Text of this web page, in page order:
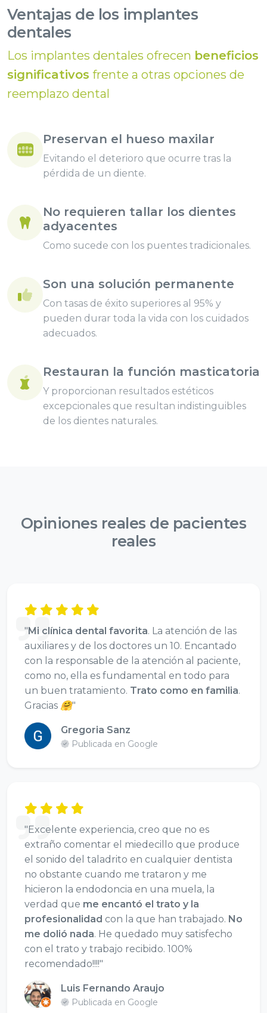
Ventajas de los implantes
dentales
Los implantes dentales ofrecen beneficios
significativos frente a otras opciones de
reemplazo dental
Preservan el hueso maxilar
Evitando el deterioro que ocurre tras la
pérdida de un diente.
No requieren tallar los dientes
adyacentes
Como sucede con los puentes tradicionales.
Son una solución permanente
Con tasas de éxito superiores al 95% y
pueden durar toda la vida con los cuidados
adecuados.
Restauran la función masticatoria
Y proporcionan resultados estéticos
excepcionales que resultan indistinguibles
de los dientes naturales.
Opiniones reales de pacientes
reales
" Mi clínica dental favorita. La atención de las
auxiliares y de los doctores un 10. Encantado
con la responsable de la atención al paciente,
como no, ella es fundamental en todo para
un buen tratamiento. Trato como en familia.
Gracias 🤗"
Gregoria Sanz
Publicada en Google
"Excelente experiencia, creo que no es
extraño comentar el miedecillo que produce
el sonido del taladrito en cualquier dentista
no obstante cuando me trataron y me
hicieron la endodoncia en una muela, la
verdad que me encantó el trato y la
profesionalidad con la que han trabajado. No
me dolió nada. He quedado muy satisfecho
con el trato y trabajo recibido. 100%
recomendado!!!!"
Luis Fernando Araujo
Publicada en Google